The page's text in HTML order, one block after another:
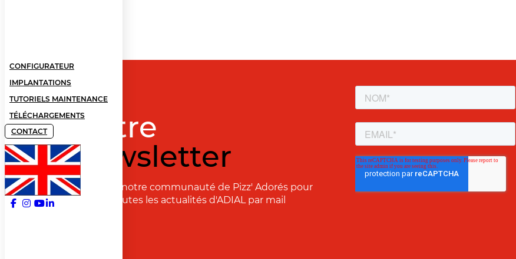
CONFIGURATEUR
IMPLANTATIONS
TUTORIELS MAINTENANCE
TÉLÉCHARGEMENTS
CONTACT
Notre
newsletter
Rejoignez notre communauté de Pizz' Adorés pour
recevoir toutes les actualités d'ADIAL par mail